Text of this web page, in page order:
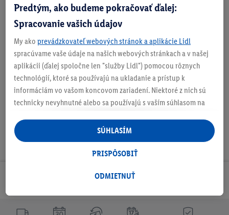
Zistite svoju veľkosť
O produkte
Odoberaj Newsletter!
Predtým, ako budeme pokračovať ďalej:
Spracovanie vašich údajov
My ako prevádzkovateľ webových stránok a aplikácie Lidl
spracúvame vaše údaje na našich webových stránkach a v našej
aplikácii (ďalej spoločne len "služby Lidl") pomocou rôznych
technológií, ktoré sa používajú na ukladanie a prístup k
informáciám vo vašom koncovom zariadení. Niektoré z nich sú
technicky nevyhnutné alebo sa používajú s vaším súhlasom na
personalizovanú reklamu v rámci služieb Lidl aj mimo nich. Ak
ste účastníkom programu Lidl Plus, na tieto účely sa spracúvajú
aj údaje z vášho nákupného správania v obchode.
následne si vytvoríte účet Lidl Plus alebo sa prihlásite do svojho
ktorú tam uvediete, aby sme vás mohli rozpoznať v službách
ODMIETNUŤ
PRISPÔSOBIŤ
SÚHLASÍM